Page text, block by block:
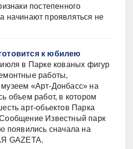
постепенного
начинают проявляться не
к юбилею
в Парке кованых фигур
работы,
«Арт-Донбасс» на
объем работ, в котором
арт-обьектов Парка
Известный парк
появились сначала на
GAZЕТА.